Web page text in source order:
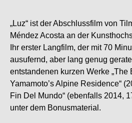
„Luz“ ist der Abschlussfilm von
Méndez Acosta an der
Ihr erster Langfilm, der mit 70
ausufernd, aber lang genug
entstandenen kurzen Werke „The
Yamamoto’s Alpine Residence“
Fin Del Mundo“ (ebenfalls 2014,
unter dem Bonusmaterial.